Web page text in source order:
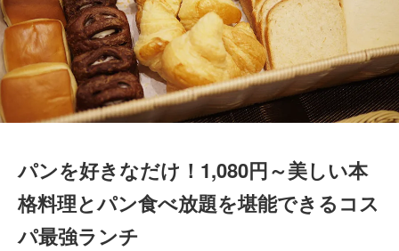
パンを好きなだけ！1,080円～美しい本
格料理とパン食べ放題を堪能できるコス
パ最強ランチ